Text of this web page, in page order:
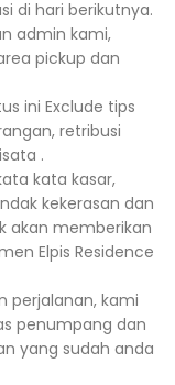
di hari berikutnya.
admin kami,
pickup dan
ini Exclude tips
retribusi
.
kata kasar,
kekerasan dan
akan memberikan
Elpis Residence
perjalanan, kami
penumpang dan
yang sudah anda